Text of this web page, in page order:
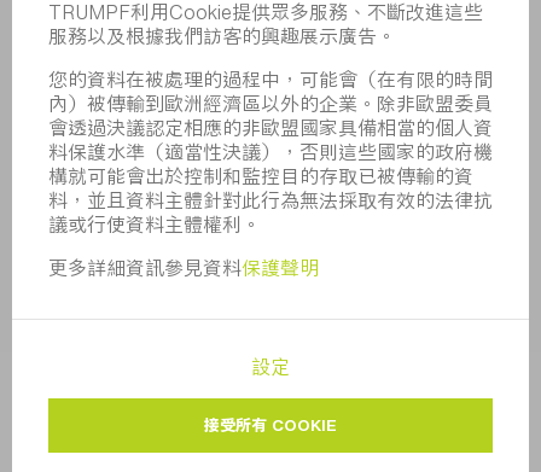
合規
舉報系統
新聞稿
雜誌
可持續性
環境和氣候
社會和公共事務
企業管理
隱私設定